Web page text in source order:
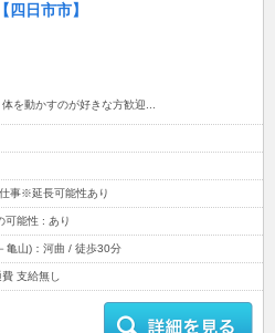
四日市市】
を動かすのが好きな方歓迎...
事※延長可能性あり
可能性 : あり
亀山)：河曲 / 徒歩30分
支給無し